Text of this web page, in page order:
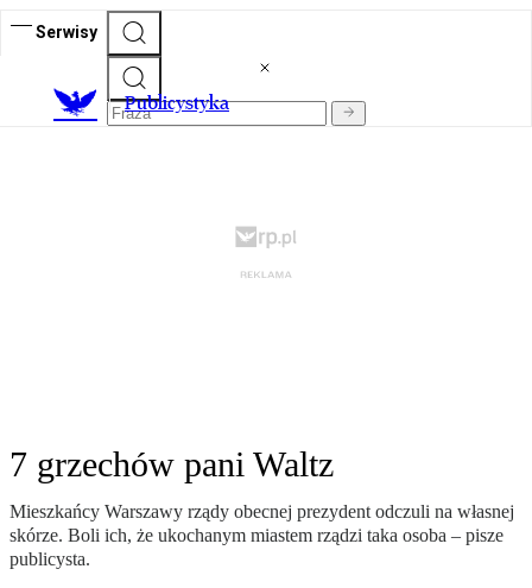
Serwisy
Publicystyka
7 grzechów pani Waltz
Mieszkańcy Warszawy rządy obecnej prezydent odczuli na własnej
skórze. Boli ich, że ukochanym miastem rządzi taka osoba – pisze
publicysta.